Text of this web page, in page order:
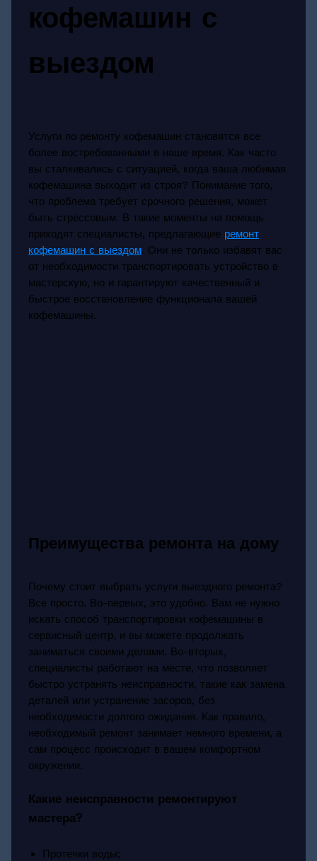
кофемашин с
выездом
Услуги по ремонту кофемашин становятся все
более востребованными в наше время. Как часто
вы сталкивались с ситуацией, когда ваша любимая
кофемашина выходит из строя? Понимание того,
что проблема требует срочного решения, может
быть стрессовым. В такие моменты на помощь
приходят специалисты, предлагающие ремонт
кофемашин с выездом. Они не только избавят вас
от необходимости транспортировать устройство в
мастерскую, но и гарантируют качественный и
быстрое восстановление функционала вашей
кофемашины.
Преимущества ремонта на дому
Почему стоит выбрать услуги выездного ремонта?
Все просто. Во-первых, это удобно. Вам не нужно
искать способ транспортировки кофемашины в
сервисный центр, и вы можете продолжать
заниматься своими делами. Во-вторых,
специалисты работают на месте, что позволяет
быстро устранять неисправности, такие как замена
деталей или устранение засоров, без
необходимости долгого ожидания. Как правило,
необходимый ремонт занимает немного времени, а
сам процесс происходит в вашем комфортном
окружении.
Какие неисправности ремонтируют
мастера?
Протечки воды;